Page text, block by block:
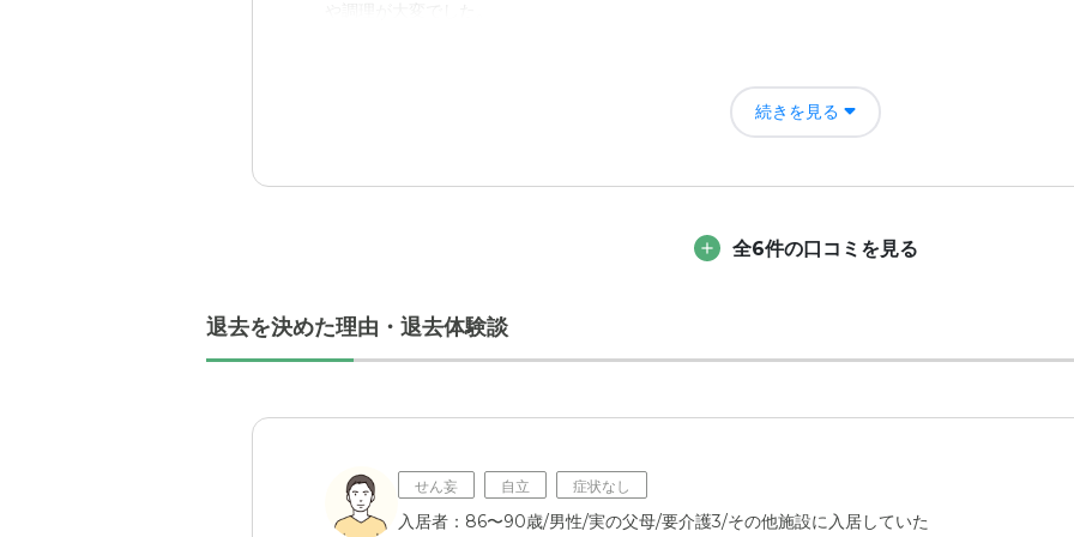
スタッフの方が入浴、食事、排便など身の回りの事をやっていただけたので安心して預けることが
掛けてくださったので痴呆の方も進むのが遅くなったと思います。
スーパー・コート京・四条大宮の評価
隣人とのトラブルが少しあったが、スタッフの方が良く大きな影響を与えるものでなくなった。
介護医療サービスについて
介護については、十分なほど良くしていただいたと思う。また、娯楽などもあり痴呆の進みが落ち
続きを見る
全6件の口コミを見る
退去を決めた理由・退去体験談
せん妄 自立 症状なし
入居者：86〜90歳/男性/実の父母/要介護3/その他施設に入居していた